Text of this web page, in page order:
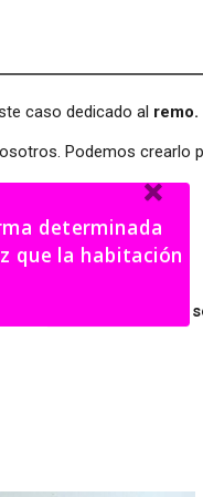
caso dedicado al remo.
Podemos crearlo
por lo que debe
determinada